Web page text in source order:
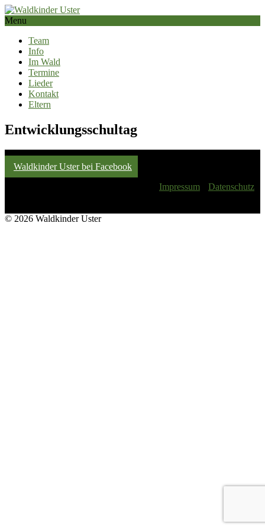
Menu
Team
Info
Im Wald
Termine
Lieder
Kontakt
Eltern
Entwicklungsschultag
Waldkinder Uster bei Facebook
Impressum
Datenschutz
© 2026 Waldkinder Uster